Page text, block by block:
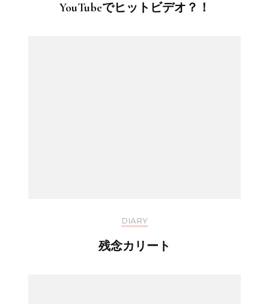
YouTubeでヒットビデオ？！
DIARY
残念カリート